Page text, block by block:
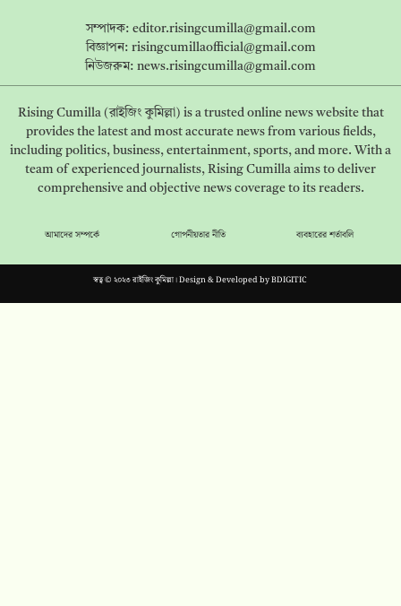
সম্পাদক: editor.risingcumilla@gmail.com
বিজ্ঞাপন: risingcumillaofficial@gmail.com
নিউজরুম: news.risingcumilla@gmail.com
Rising Cumilla (রাইজিং কুমিল্লা) is a trusted online news website that
provides the latest and most accurate news from various fields,
including politics, business, entertainment, sports, and more. With a
team of experienced journalists, Rising Cumilla aims to deliver
comprehensive and objective news coverage to its readers.
আমাদের সম্পর্কে গোপনীয়তার নীতি ব্যবহারের শর্তাবলি
স্বত্ব © ২০২৩ রাইজিং কুমিল্লা। Design & Developed byBDIGITIC